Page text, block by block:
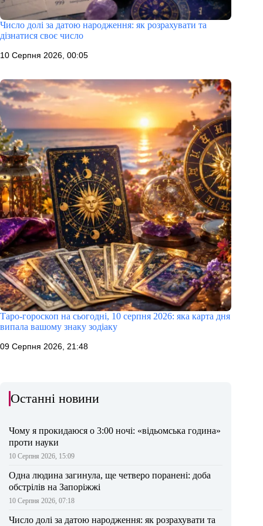
Число долі за датою народження: як розрахувати та
дізнатися своє число
10 Серпня 2026, 00:05
Таро-гороскоп на сьогодні, 10 серпня 2026: яка карта дня
випала вашому знаку зодіаку
09 Серпня 2026, 21:48
Останні новини
Чому я прокидаюся о 3:00 ночі: «відьомська година»
проти науки
10 Серпня 2026, 15:09
Одна людина загинула, ще четверо поранені: доба
обстрілів на Запоріжжі
10 Серпня 2026, 07:18
Число долі за датою народження: як розрахувати та